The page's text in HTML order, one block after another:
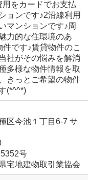
をカードでお支払
ョンです♪2沿線利用
マンションです♪周
力的な住環境のあ
です♪賃貸物件のこ
社がその悩みを解消
多様な物件情報を取
きっとご希望の物件
(*^^*)
区今池１丁目6-7 サ
号
宅地建物取引業協会